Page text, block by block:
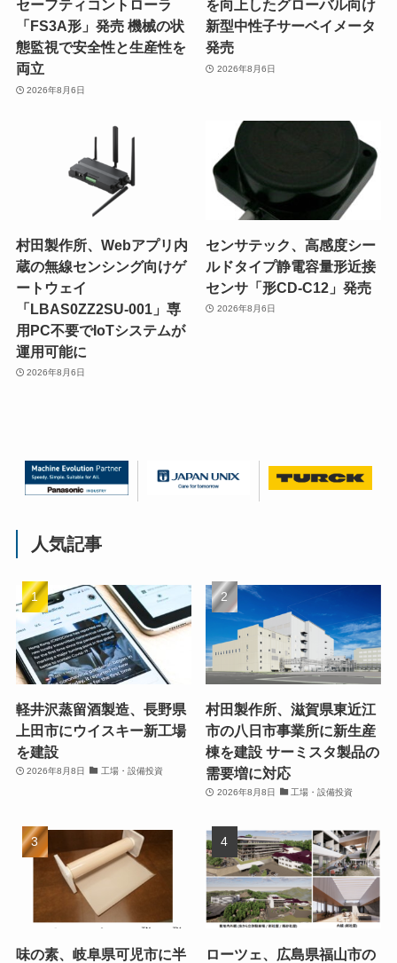
セーフティコントローラ
「FS3A形」発売 機械の状
態監視で安全性と生産性を
両立
2026年8月6日
を向上したグローバル向け
新型中性子サーベイメータ
発売
2026年8月6日
村田製作所、Webアプリ内
蔵の無線センシング向けゲ
ートウェイ
「LBAS0ZZ2SU-001」専
用PC不要でIoTシステムが
運用可能に
2026年8月6日
センサテック、高感度シー
ルドタイプ静電容量形近接
センサ「形CD-C12」発売
2026年8月6日
人気記事
軽井沢蒸留酒製造、長野県
上田市にウイスキー新工場
を建設
2026年8月8日 工場・設備投資
村田製作所、滋賀県東近江
市の八日市事業所に新生産
棟を建設 サーミスタ製品の
需要増に対応
2026年8月8日 工場・設備投資
味の素、岐阜県可児市に半
ローツェ、広島県福山市の